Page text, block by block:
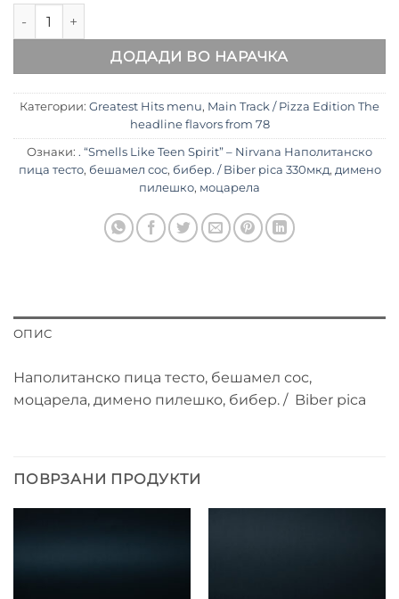
“Smells Like Teen Spirit” – Nirvana . / Biber pica количина
ДОДАДИ ВО НАРАЧКА
Категории: Greatest Hits menu, Main Track / Pizza Edition The
headline flavors from 78
Ознаки: . “Smells Like Teen Spirit” – Nirvana Наполитанско
пица тесто, бешамел сос, бибер. / Biber pica 330мкд, димено
пилешко, моцарела
ОПИС
Наполитанско пица тесто, бешамел сос,
моцарела, димено пилешко, бибер. / Biber pica
ПОВРЗАНИ ПРОДУКТИ